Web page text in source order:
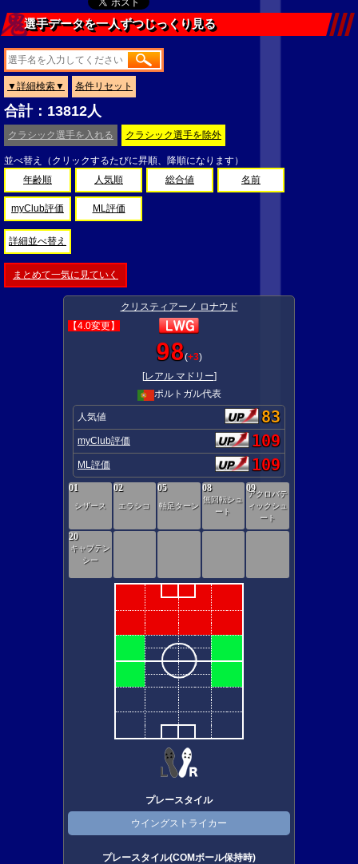
選手データを一人ずつじっくり見る
▼詳細検索▼ 条件リセット
合計：13812人
クラシック選手を入れる クラシック選手を除外
並べ替え（クリックするたびに昇順、降順になります）
年齢順
人気順 総合値 名前
myClub評価 ML評価
詳細並べ替え
まとめて一気に見ていく
クリスティアーノ ロナウド
【4.0変更】
98(+3)
[レアル マドリー]
ポルトガル代表
人気値 83
myClub評価 109
ML評価 109
01
シザース
02
エラシコ
05
軸足ターン
08
無回転シュ
ート
09
アクロバテ
ィックシュ
ート
20
キャプテン
シー
プレースタイル
ウイングストライカー
プレースタイル(COMボール保持時)